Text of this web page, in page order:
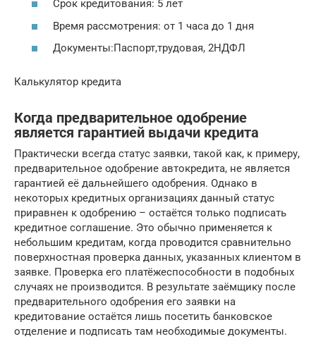
Срок кредитования: 5 лет
Время рассмотрения: от 1 часа до 1 дня
Документы:Паспорт,трудовая, 2НДФЛ
Калькулятор кредита
Когда предварительное одобрение
является гарантией выдачи кредита
Практически всегда статус заявки, такой как, к примеру,
предварительное одобрение автокредита, не является
гарантией её дальнейшего одобрения. Однако в
некоторых кредитных организациях данный статус
приравнен к одобрению – остаётся только подписать
кредитное соглашение. Это обычно применяется к
небольшим кредитам, когда проводится сравнительно
поверхностная проверка данных, указанных клиентом в
заявке. Проверка его платёжеспособности в подобных
случаях не производится. В результате заёмщику после
предварительного одобрения его заявки на
кредитование остаётся лишь посетить банковское
отделение и подписать там необходимые документы.